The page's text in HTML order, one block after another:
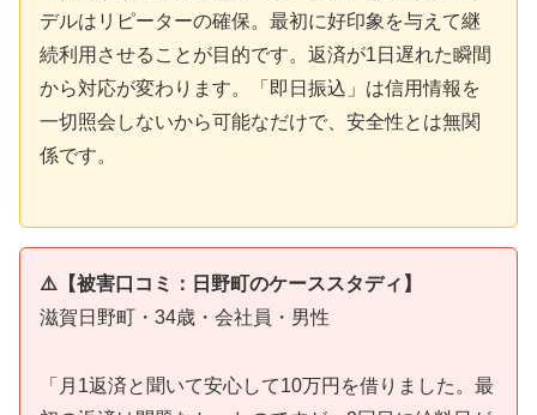
デルはリピーターの確保。最初に好印象を与えて継
続利用させることが目的です。返済が1日遅れた瞬間
から対応が変わります。「即日振込」は信用情報を
一切照会しないから可能なだけで、安全性とは無関
係です。
⚠️【被害口コミ：日野町のケーススタディ】
滋賀日野町・34歳・会社員・男性
「月1返済と聞いて安心して10万円を借りました。最